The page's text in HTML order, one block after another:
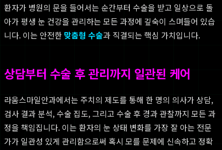
환자가 병원의 문을 들어서는 순간부터 수술을 받고 일상으로 돌
아가 평생 눈 건강을 관리하는 모든 과정에 깊숙이 스며들어 있습
니다. 이는 안전한 맞춤형 수술과 직결되는 핵심 가치입니다.
상담부터 수술 후 관리까지 일관된 케어
라움스마일안과에서는 주치의 제도를 통해 한 명의 의사가 상담,
검사 결과 분석, 수술 집도, 그리고 수술 후 경과 관찰까지 모든 과
정을 책임집니다. 이는 환자의 눈 상태 변화를 가장 잘 아는 전문
가가 일관성 있게 관리함으로써 혹시 모를 문제에 신속하고 정확